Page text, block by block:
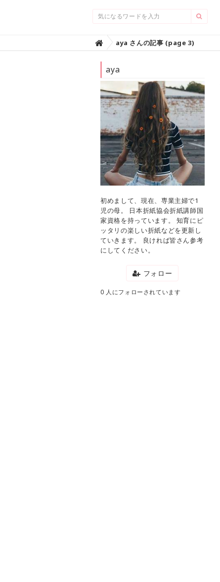
Homeaya さんの記事 (page 3)
aya
初めまして、現在、専業主婦で1
児の母。 日本折紙協会折紙講師国
家資格を持っています。 知育にピ
ッタリの楽しい折紙などを更新し
ていきます。 良ければ皆さん参考
にしてください。
フォロー
0 人にフォローされています